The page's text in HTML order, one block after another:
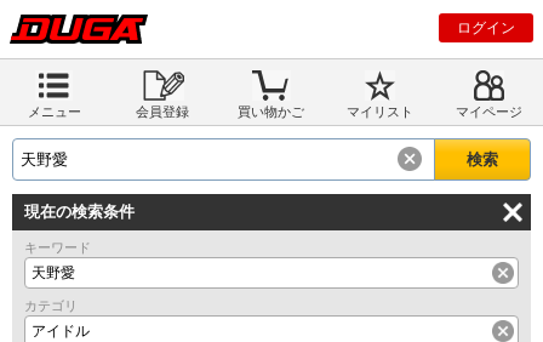
ログイン
メニュー 会員登録 買い物かご マイリスト マイページ
現在の検索条件
キーワード
天野愛
カテゴリ
アイドル